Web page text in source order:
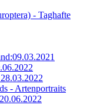
- Taghafte
- Artenportraits